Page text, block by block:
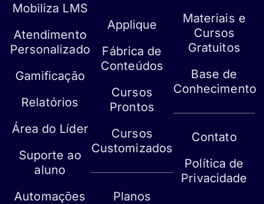
Mobiliza LMS
Atendimento
Personalizado
Gamificação
Relatórios
Área do Líder
Suporte ao
aluno
Automações
Applique
Fábrica de
Conteúdos
Cursos
Prontos
Cursos
Customizados
Planos
Materiais e
Cursos
Gratuitos
Base de
Conhecimento
Contato
Política de
Privacidade